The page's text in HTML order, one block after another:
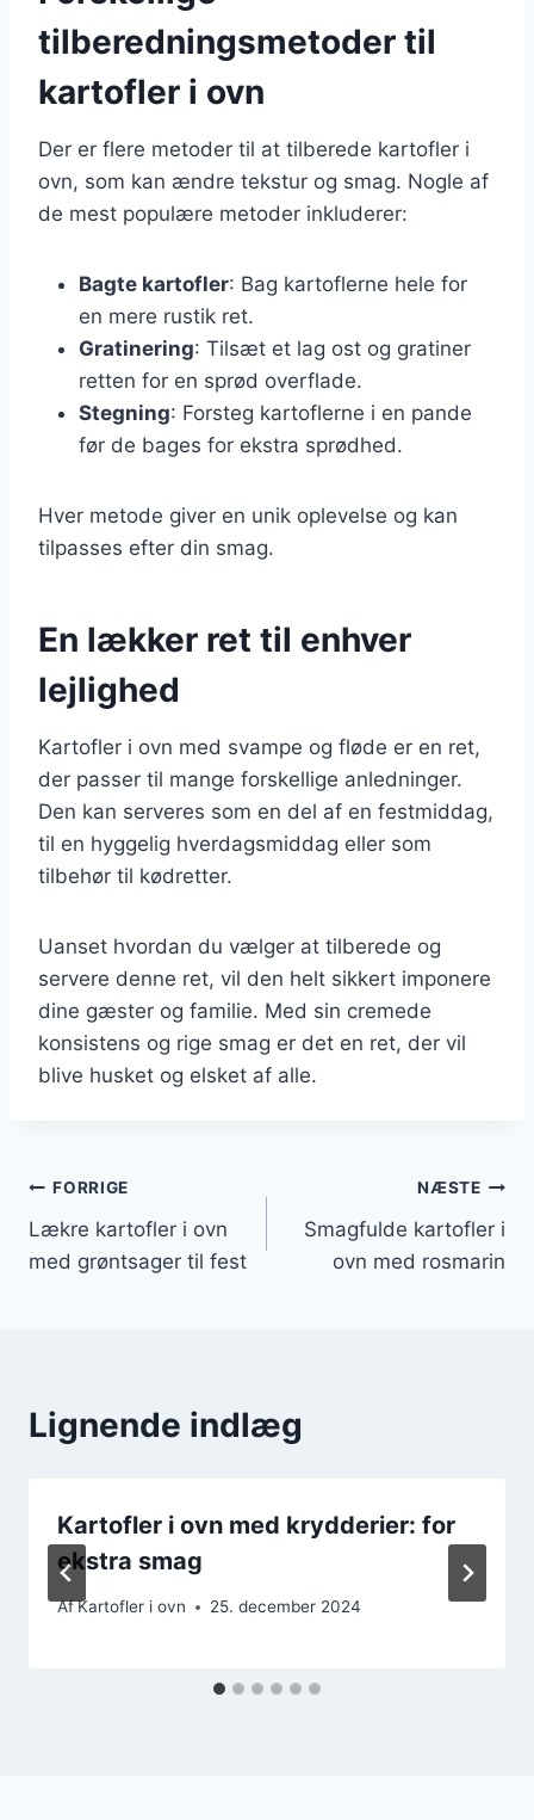
tilberedningsmetoder til
kartofler i ovn
Der er flere metoder til at tilberede kartofler i
ovn, som kan ændre tekstur og smag. Nogle af
de mest populære metoder inkluderer:
Bagte kartofler: Bag kartoflerne hele for
en mere rustik ret.
Gratinering: Tilsæt et lag ost og gratiner
retten for en sprød overflade.
Stegning: Forsteg kartoflerne i en pande
før de bages for ekstra sprødhed.
Hver metode giver en unik oplevelse og kan
tilpasses efter din smag.
En lækker ret til enhver
lejlighed
Kartofler i ovn med svampe og fløde er en ret,
der passer til mange forskellige anledninger.
Den kan serveres som en del af en festmiddag,
til en hyggelig hverdagsmiddag eller som
tilbehør til kødretter.
Uanset hvordan du vælger at tilberede og
servere denne ret, vil den helt sikkert imponere
dine gæster og familie. Med sin cremede
konsistens og rige smag er det en ret, der vil
blive husket og elsket af alle.
Indlægsnavigation
FORRIGE
Lækre kartofler i ovn
med grøntsager til fest
NÆSTE
Smagfulde kartofler i
ovn med rosmarin
Lignende indlæg
Kartofler i ovn med krydderier: for
ekstra smag
AfKartofler i ovn 25. december 2024